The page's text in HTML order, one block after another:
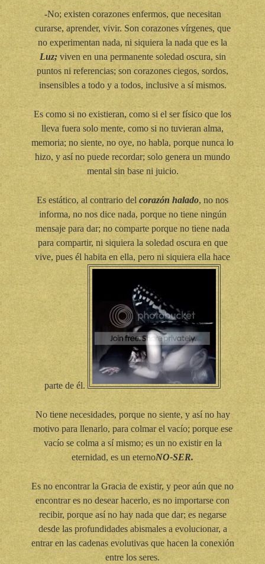
-No; existen corazones enfermos, que necesitan
curarse, aprender, vivir. Son corazones vírgenes, que
no experimentan nada, ni siquiera la nada que es la
Luz;viven en una permanente soledad oscura, sin
puntos ni referencias; son corazones ciegos, sordos,
insensibles a todo y a todos, inclusive a sí mismos.
Es como si no existieran, como si el ser físico que los
lleva fuera solo mente, como si no tuvieran alma,
memoria; no siente, no oye, no habla, porque nunca lo
hizo, y así no puede recordar; solo genera un mundo
mental sin base ni juicio.
Es estático, al contrario del corazón halado, no nos
informa, no nos dice nada, porque no tiene ningún
mensaje para dar; no comparte porque no tiene nada
para compartir, ni siquiera la soledad oscura en que
vive, pues él habita en ella, pero ni siquiera ella hace
parte de él.
No tiene necesidades, porque no siente, y así no hay
motivo para llenarlo, para colmar el vacío; porque ese
vacío se colma a sí mismo; es un no existir en la
eternidad, es un eternoNO-SER.
Es no encontrar la Gracia de existir, y peor aún que no
encontrar es no desear hacerlo, es no importarse con
recibir, porque así no hay nada que dar; es negarse
desde las profundidades abismales a evolucionar, a
entrar en las cadenas evolutivas que hacen la conexión
entre los seres.